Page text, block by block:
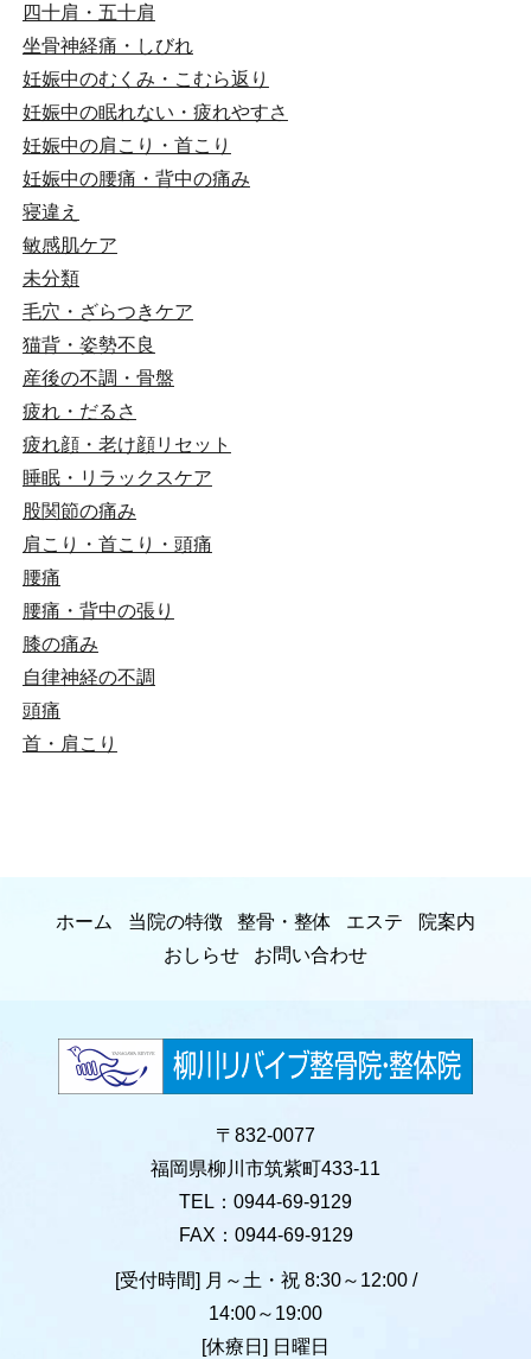
四十肩・五十肩
坐骨神経痛・しびれ
妊娠中のむくみ・こむら返り
妊娠中の眠れない・疲れやすさ
妊娠中の肩こり・首こり
妊娠中の腰痛・背中の痛み
寝違え
敏感肌ケア
未分類
毛穴・ざらつきケア
猫背・姿勢不良
産後の不調・骨盤
疲れ・だるさ
疲れ顔・老け顔リセット
睡眠・リラックスケア
股関節の痛み
肩こり・首こり・頭痛
腰痛
腰痛・背中の張り
膝の痛み
自律神経の不調
頭痛
首・肩こり
ホーム 当院の特徴 整骨・整体 エステ
院案内
おしらせ
お問い合わせ
〒832-0077
福岡県柳川市筑紫町433-11
TEL：0944-69-9129
FAX：0944-69-9129
[受付時間] 月～土・祝 8:30～12:00 /
14:00～19:00
[休療日] 日曜日